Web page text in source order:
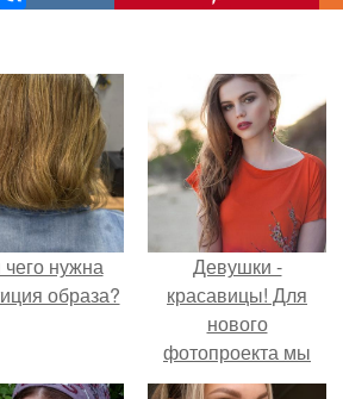
нужна
образа?
Девушки -
красавицы! Для
нового
фотопроекта мы
ищем модель (1-2